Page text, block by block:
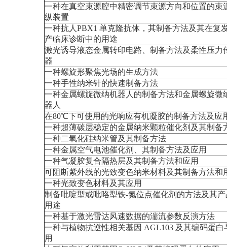
一种在真空束源腔中精密调节束源方向和位置的束
纵装置
一种抗人PBX1 单克隆抗体，其制备方法及其在复
产临床诊断中的用途
激光诱导液态金属转印电路、制备方法及柔性压力
器
一种螺旋形聚焦光场的生成方法
一种手性纳米针的快速制备方法
一种金属螺旋微纳机器人的制备方法和金属螺旋微
器人
在80℃下可使用的光响应有机凝胶的制备方法及应
一种超薄碳层稳定的金属纳米颗粒催化剂及其制备
一种二氧化硅纳米管及其制备方法
一种金属空气电池催化剂、其制备方法及应用
一种气凝胶复合隔热层及其制备方法和应用
可阻断紫外线的光致变色纳米材料及其制备方法和
一种光致变色材料及其应用
制备吡啶型或吡咯型铁-氮位点催化剂的方法及其
用途
一种基于激光雷达风速数据的湍流参数反演方法
一种与植物抗逆性相关基因 AGL103 及其编码蛋白
用